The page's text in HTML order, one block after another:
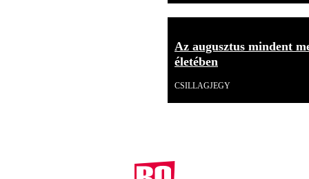
Az augusztus mindent
életében
CSILLAGJEGY